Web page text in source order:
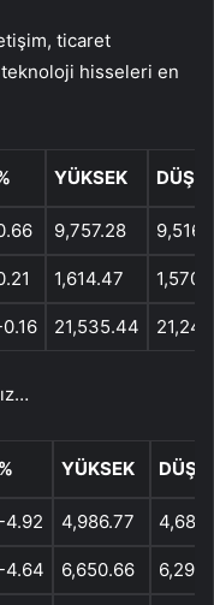
ticaret
hisseleri en
YÜKSEK
9,757.28
1,614.47
21,535.44
% YÜKSEK
-4.92 4,986.77
-4.64 6,650.66